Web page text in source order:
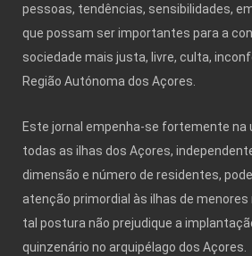
pessoas, tendências, sensibilidades,
que possam ser importantes para a
sociedade mais justa, livre, culta,
Região Autónoma dos Açores.
Este jornal empenha-se fortemente na
todas as ilhas dos Açores,
dimensão e número de residentes,
atenção primordial às ilhas de
tal postura não prejudique a
quinzenário no arquipélago dos Açores.